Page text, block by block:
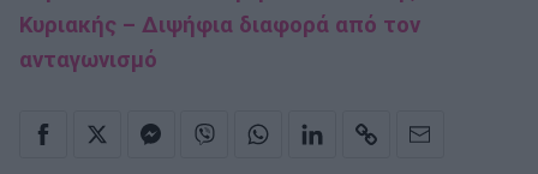
Κυριακής – Διψήφια διαφορά από τον
ανταγωνισμό